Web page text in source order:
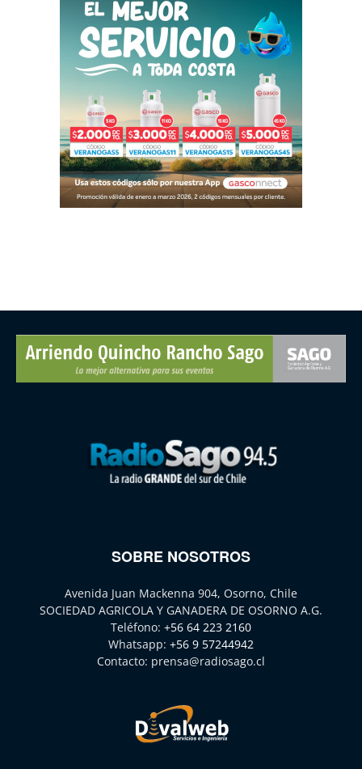
SOBRE NOSOTROS
Avenida Juan Mackenna 904, Osorno, Chile
SOCIEDAD AGRICOLA Y GANADERA DE OSORNO A.G.
Teléfono: +56 64 223 2160
Whatsapp: +56 9 57244942
Contacto: prensa@radiosago.cl